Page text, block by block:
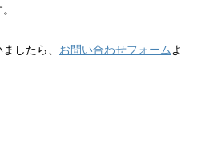
したら、 お問い合わせフォーム よ